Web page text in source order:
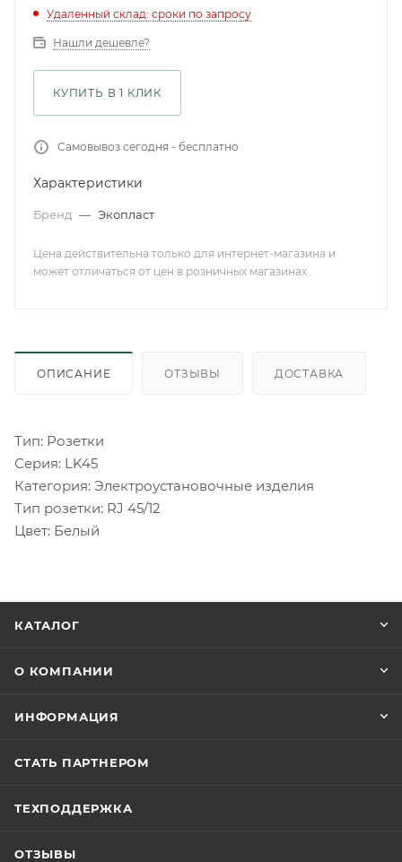
Удаленный склад: сроки по запросу
Нашли дешевле?
КУПИТЬ В 1 КЛИК
Самовывоз сегодня - бесплатно
Характеристики
Бренд — Экопласт
Цена действительна только для интернет-магазина и
может отличаться от цен в розничных магазинах .
ОПИСАНИЕ ОТЗЫВЫ ДОСТАВКА
Тип: Розетки
Серия: LK45
Категория: Электроустановочные изделия
Тип розетки: RJ 45/12
Цвет: Белый
КАТАЛОГ
О КОМПАНИИ
ИНФОРМАЦИЯ
СТАТЬ ПАРТНЕРОМ
ТЕХПОДДЕРЖКА
ОТЗЫВЫ